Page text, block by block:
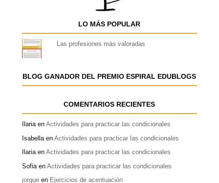
LO MÁS POPULAR
Las profesiones más valoradas
BLOG GANADOR DEL PREMIO ESPIRAL EDUBLOGS
COMENTARIOS RECIENTES
Ilariaen Actividades para practicar las condicionales
Isabellaen Actividades para practicar las condicionales
Ilariaen Actividades para practicar las condicionales
Sofiaen Actividades para practicar las condicionales
jorgueen Ejercicios de acentuación